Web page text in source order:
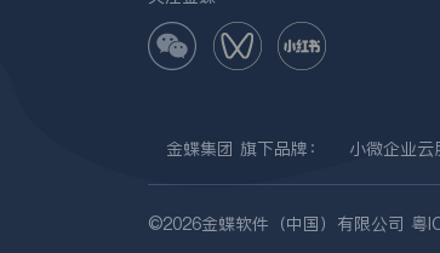
金蝶集团 旗下品牌： 小微企业云
©2026金蝶软件（中国）有限公司 粤